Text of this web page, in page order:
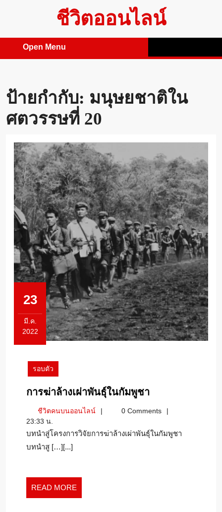
ชีวิตออนไลน์
Open Menu
ป้ายกำกับ: มนุษยชาติใน
ศตวรรษที่ 20
23
มี.ค.
2022
2022
รอบตัว
การฆ่าล้างเผ่าพันธุ์ในกัมพูชาการ
ล้าง
เผ่า
พันธุ์
ชีวิตคนบนออนไลน์ชีวิต
บน
0 Comments
23:33 น.
บทนำสู่โครงการวิจัยการฆ่าล้างเผ่าพันธุ์ในกัมพูชา
บทนำสู […][...]
READ MORE
MORE